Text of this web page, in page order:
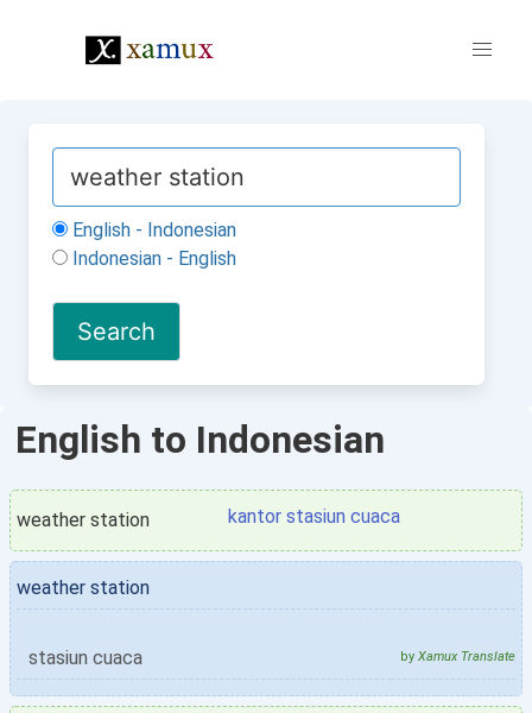
English - Indonesian
Indonesian - English
English to Indonesian
weather station kantor stasiun cuaca
weather station
stasiun cuaca by Xamux Translate